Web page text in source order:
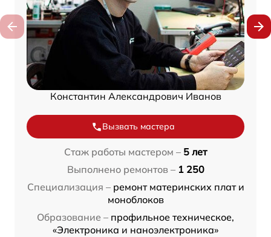
Константин Александрович Иванов
Вызвать мастера
Стаж работы мастером – 5 лет
Выполнено ремонтов – 1 250
Специализация – ремонт материнских плат и
моноблоков
Образование – профильное техническое,
«Электроника и наноэлектроника»